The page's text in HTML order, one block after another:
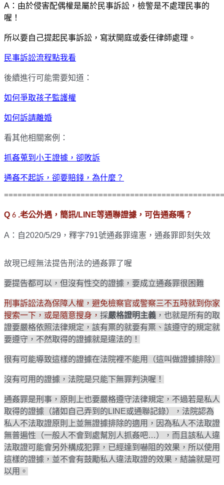
A：由於侵害配偶權是屬於民事訴訟，檢警是不處理民事的
喔！
所以要自己提起民事訴訟，寫狀開庭或委任律師處理。
民事訴訟流程點我看
後續進行可能需要知道：
如何爭取孩子監護權
如何訴請離婚
看其他相關案例：
抓姦蒐到小王證據，卻敗訴
通姦不起訴，卻要賠錢，為什麼？
Q 6 .老公外遇，簡訊/LINE等通聯證據，可告通姦嗎？
A： 自2020/5/29，釋字791號通姦罪違憲，通姦罪即刻失效
故現已經無法提告刑法的通姦罪了喔
要提告都可以，但沒有性交的證據，要成立通姦罪很困難
刑事訴訟法為保障人權，避免檢察官或警察三不五時就到你家
搜索一下，或是隨意搜身， 採嚴格證明主義 ，也就是所有的取
證要嚴格依照法律規定，該有票的就要有票、該遵守的規定就
要遵守，不然取得的證據就是違法的！
很有可能導致這樣的證據在法院裡不能用（這叫做證據排除）
沒有可用的證據，法院是只能下無罪判決喔！
通姦罪是刑事，原則上也要嚴格遵守法律規定，不過若是私人
取得的證據（諸如自己弄到的LINE或通聯記錄），法院認為
私人不法取證原則上並無證據排除的適用，因為私人不法取證
無普遍性（一般人不會到處幫別人抓姦吧…），而且該私人違
法取證可能會另外構成犯罪，已經達到嚇阻的效果，所以使用
這樣的證據，並不會有鼓勵私人違法取證的效果，結論就是可
以用。